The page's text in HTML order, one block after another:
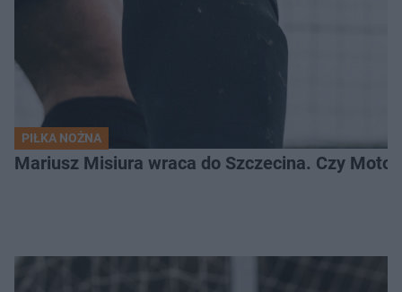
PIŁKA NOŻNA
Mariusz Misiura wraca do Szczecina. Czy